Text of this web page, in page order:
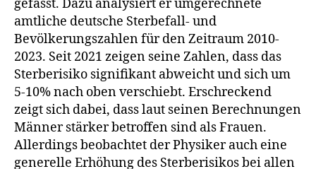
stärker
als
bei
Frauen
gefasst. Dazu analysiert er umgerechnete
amtliche deutsche Sterbefall- und
Bevölkerungszahlen für den Zeitraum 2010-
2023. Seit 2021 zeigen seine Zahlen, dass das
Sterberisiko signifikant abweicht und sich um
5-10% nach oben verschiebt. Erschreckend
zeigt sich dabei, dass laut seinen Berechnungen
Männer stärker betroffen sind als Frauen.
Allerdings beobachtet der Physiker auch eine
generelle Erhöhung des Sterberisikos bei allen